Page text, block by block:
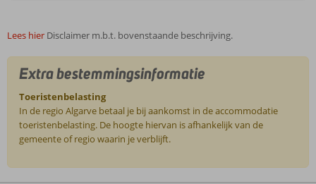
Lees hier Disclaimer m.b.t. bovenstaande beschrijving.
Extra bestemmingsinformatie
Toeristenbelasting
In de regio Algarve betaal je bij aankomst in de accommodatie
toeristenbelasting. De hoogte hiervan is afhankelijk van de
gemeente of regio waarin je verblijft.